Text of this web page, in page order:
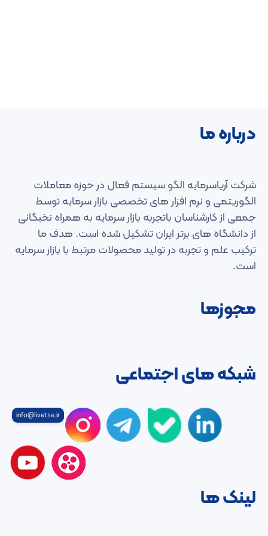
درباره ما
شرکت آریاسرمایه الگو سیستم فعال در حوزه معاملات
الگوریتمی و نرم افزار های تخصصی بازار سرمایه توسط
جمعی از کارشناسان باتجربه بازار سرمایه به همراه نخبگانی
از دانشگاه های برتر ایران تشکیل شده است. هدف ما
ترکیب علم و تجربه در تولید محصولات مرتبط با بازار سرمایه
است.
مجوزها
شبکه های اجتماعی
info@livetse.ir
لینک ها